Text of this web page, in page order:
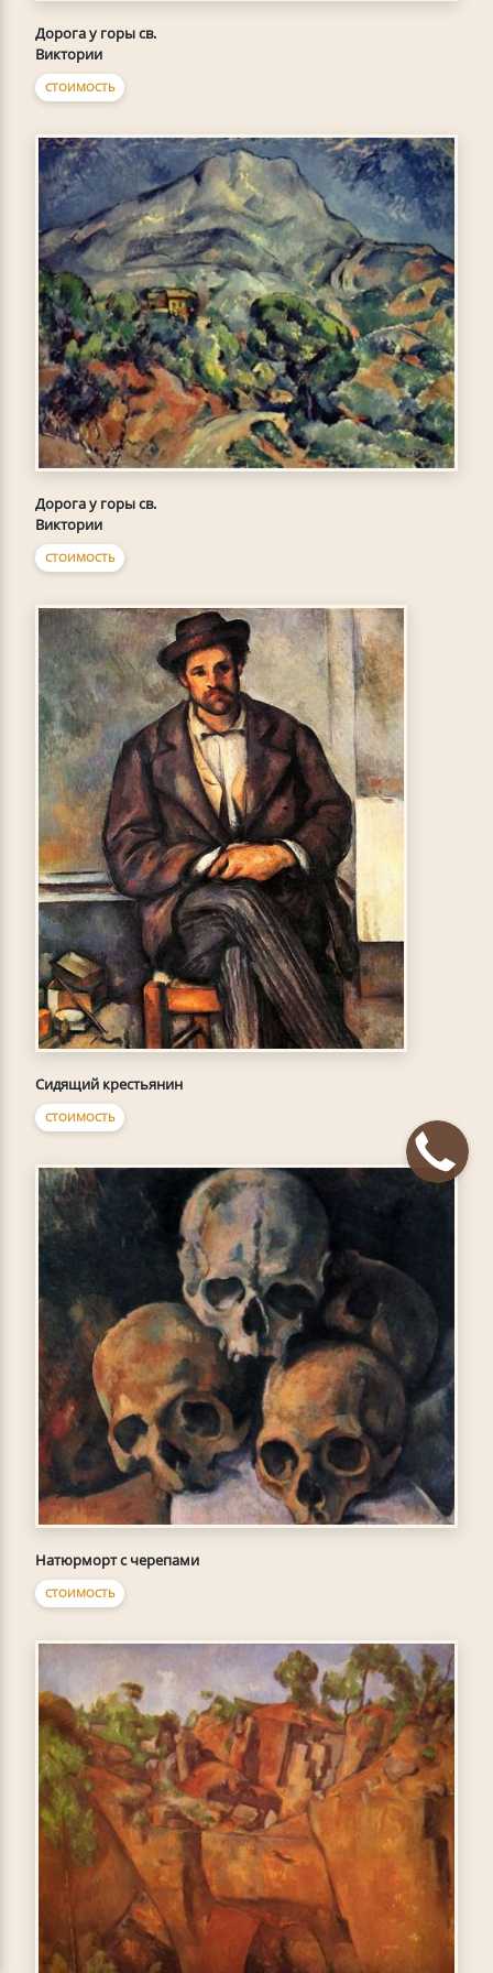
Дорога у горы св.
Виктории
СТОИМОСТЬ
Дорога у горы св.
Виктории
СТОИМОСТЬ
Сидящий крестьянин
СТОИМОСТЬ
Натюрморт с черепами
СТОИМОСТЬ